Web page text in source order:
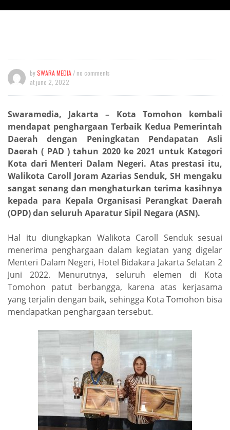
bySWARA MEDIA/ no comments
at june 2, 2022
Swaramedia, Jakarta – Kota Tomohon kembali
mendapat penghargaan Terbaik Kedua Pemerintah
Daerah dengan Peningkatan Pendapatan Asli
Daerah ( PAD ) tahun 2020 ke 2021 untuk Kategori
Kota dari Menteri Dalam Negeri. Atas prestasi itu,
Walikota Caroll Joram Azarias Senduk, SH mengaku
sangat senang dan menghaturkan terima kasihnya
kepada para Kepala Organisasi Perangkat Daerah
(OPD) dan seluruh Aparatur Sipil Negara (ASN).
Hal itu diungkapkan Walikota Caroll Senduk sesuai
menerima penghargaan dalam kegiatan yang digelar
Menteri Dalam Negeri, Hotel Bidakara Jakarta Selatan 2
Juni 2022. Menurutnya, seluruh elemen di Kota
Tomohon patut berbangga, karena atas kerjasama
yang terjalin dengan baik, sehingga Kota Tomohon bisa
mendapatkan penghargaan tersebut.